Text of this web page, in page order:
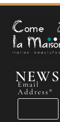
Email
Address*